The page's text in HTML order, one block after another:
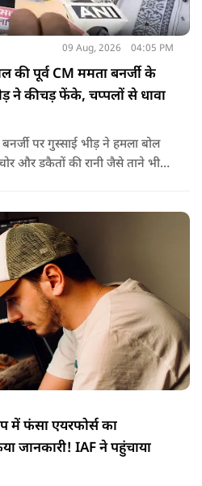
09 Aug, 2026 04:05 PM
की पूर्व CM ममता बनर्जी के
ने कीचड़ फेंके, चप्पलों से धावा
पर गुस्साई भीड़ ने हमला बोल
और डकैतों की रानी जैसे ताने भी
में फंसा एयरफोर्स का
जानकारी! IAF ने पहुंचाया